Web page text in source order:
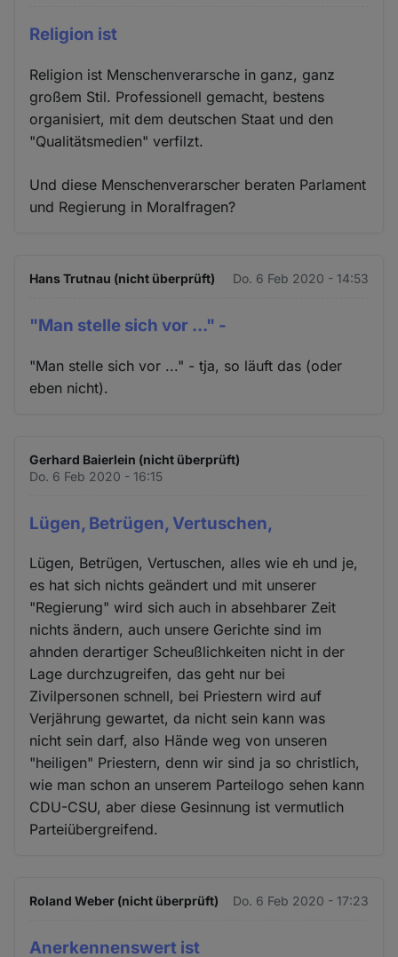
Religion ist
Religion ist Menschenverarsche in ganz, ganz
großem Stil. Professionell gemacht, bestens
organisiert, mit dem deutschen Staat und den
"Qualitätsmedien" verfilzt.
Und diese Menschenverarscher beraten Parlament
und Regierung in Moralfragen?
Hans Trutnau (nicht überprüft) Do. 6 Feb 2020 - 14:53
"Man stelle sich vor ..." -
"Man stelle sich vor ..." - tja, so läuft das (oder
eben nicht).
Gerhard Baierlein (nicht überprüft)
Do. 6 Feb 2020 - 16:15
Lügen, Betrügen, Vertuschen,
Lügen, Betrügen, Vertuschen, alles wie eh und je,
es hat sich nichts geändert und mit unserer
"Regierung" wird sich auch in absehbarer Zeit
nichts ändern, auch unsere Gerichte sind im
ahnden derartiger Scheußlichkeiten nicht in der
Lage durchzugreifen, das geht nur bei
Zivilpersonen schnell, bei Priestern wird auf
Verjährung gewartet, da nicht sein kann was
nicht sein darf, also Hände weg von unseren
"heiligen" Priestern, denn wir sind ja so christlich,
wie man schon an unserem Parteilogo sehen kann
CDU-CSU, aber diese Gesinnung ist vermutlich
Parteiübergreifend.
Roland Weber (nicht überprüft) Do. 6 Feb 2020 - 17:23
Anerkennenswert ist